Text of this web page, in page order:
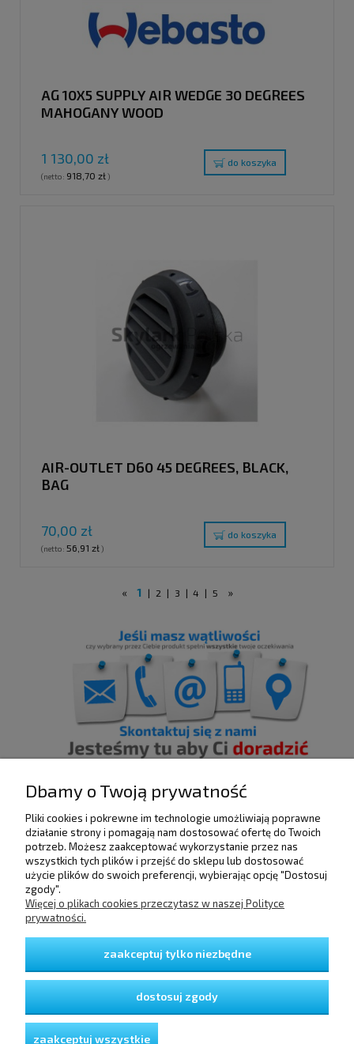
AG 10X5 SUPPLY AIR WEDGE 30 DEGREES
MAHOGANY WOOD
1 130,00 zł
(netto: 918,70 zł)
do koszyka
AIR-OUTLET D60 45 DEGREES, BLACK,
BAG
70,00 zł
(netto: 56,91 zł)
do koszyka
« 1 | 2 | 3 | 4 | 5 »
POMOC
DOSTAWA I PŁATNOŚCI
GWARANCJA I ZWROTY
O FIRMIE
Dbamy o Twoją prywatność
Pliki cookies i pokrewne im technologie umożliwiają poprawne
działanie strony i pomagają nam dostosować ofertę do Twoich
potrzeb. Możesz zaakceptować wykorzystanie przez nas
wszystkich tych plików i przejść do sklepu lub dostosować
użycie plików do swoich preferencji, wybierając opcję "Dostosuj
zgody".
Więcej o plikach cookies przeczytasz w naszej Polityce
prywatności.
zaakceptuj tylko niezbędne
dostosuj zgody
zaakceptuj wszystkie